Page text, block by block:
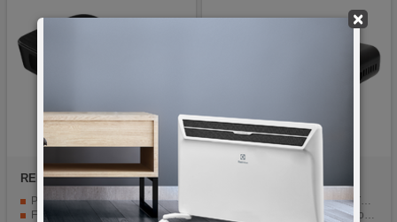
×
REDLINE T30
Prijemnik zemaljski
Full HD rezolucija
Besplatan prijem digitalne TV i radija, snimanje i reprodukcija
Full HD rezolucija i široka podrška formata